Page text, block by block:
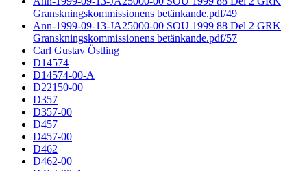
Granskningskommissionens betänkande.pdf/49
Ann-1999-09-13-JA25000-00 SOU 1999 88 Del 2 GRK
Granskningskommissionens betänkande.pdf/57
Carl Gustav Östling
D14574
D14574-00-A
D22150-00
D357
D357-00
D457
D457-00
D462
D462-00